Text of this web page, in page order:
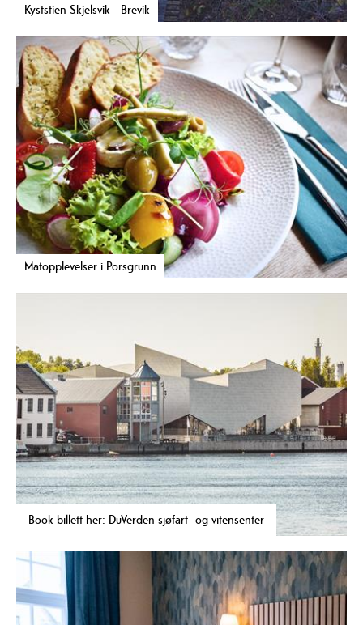
Kyststien Skjelsvik - Brevik
Matopplevelser i Porsgrunn
Book billett her: DuVerden sjøfart- og vitensenter